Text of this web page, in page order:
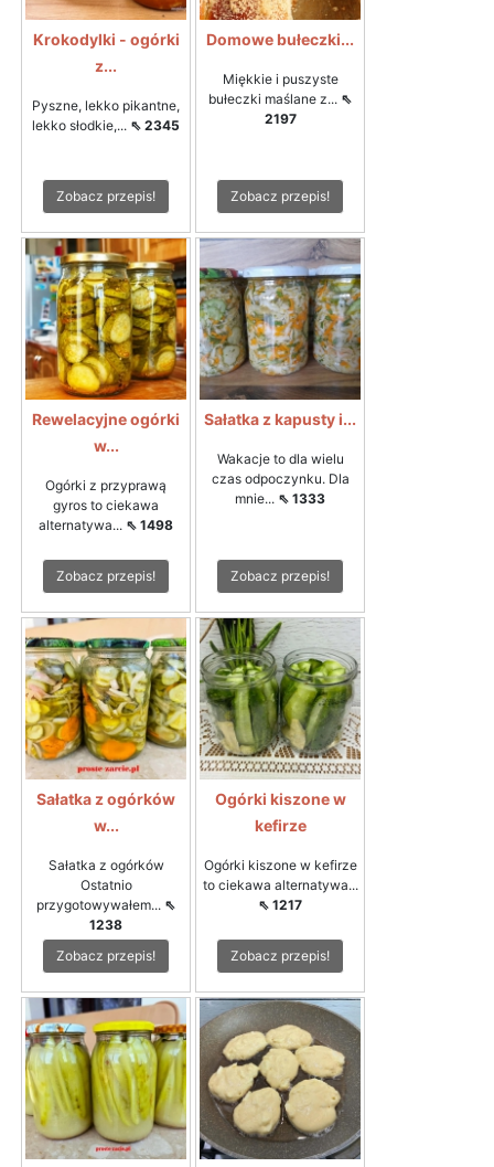
Krokodylki - ogórki
z...
Pyszne, lekko pikantne,
lekko słodkie,... ⇖ 2345
Zobacz przepis!
Domowe bułeczki...
Miękkie i puszyste
bułeczki maślane z... ⇖
2197
Zobacz przepis!
Rewelacyjne ogórki
w...
Ogórki z przyprawą
gyros to ciekawa
alternatywa... ⇖ 1498
Zobacz przepis!
Sałatka z kapusty i...
Wakacje to dla wielu
czas odpoczynku. Dla
mnie... ⇖ 1333
Zobacz przepis!
Sałatka z ogórków
w...
Sałatka z ogórków
Ostatnio
przygotowywałem... ⇖
1238
Zobacz przepis!
Ogórki kiszone w
kefirze
Ogórki kiszone w kefirze
to ciekawa alternatywa...
⇖ 1217
Zobacz przepis!